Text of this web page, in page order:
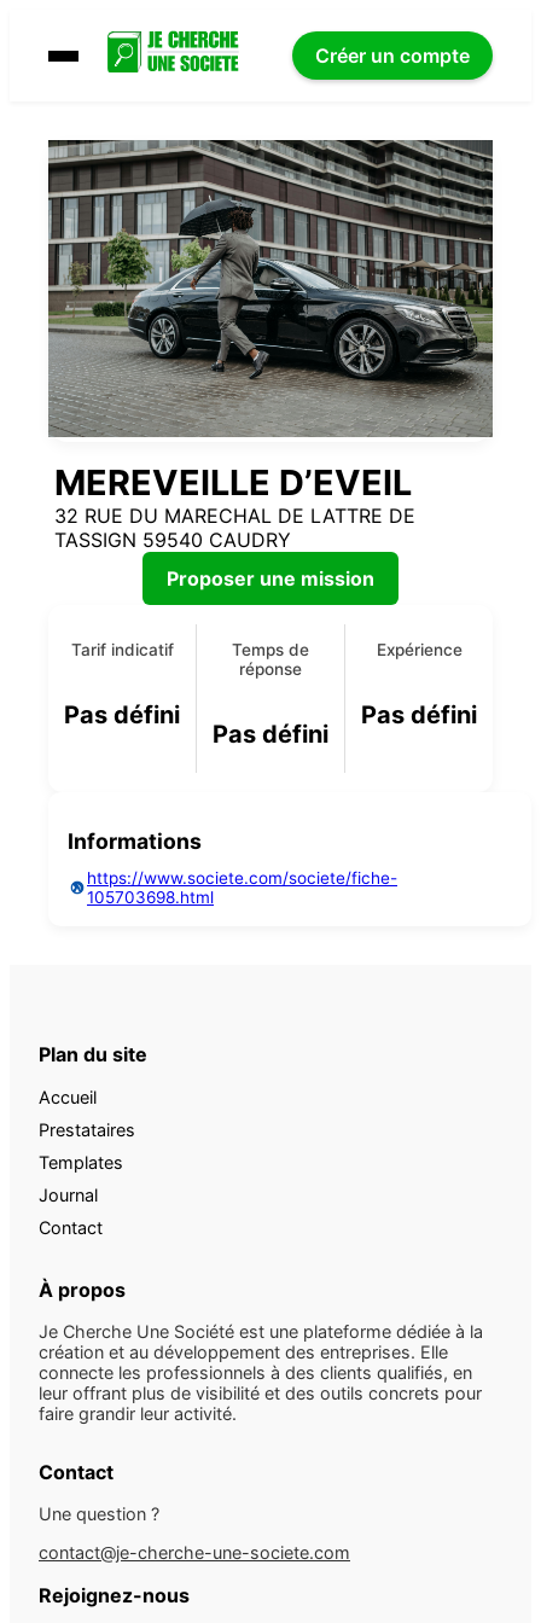
Créer un compte
MEREVEILLE D’EVEIL
32 RUE DU MARECHAL DE LATTRE DE
TASSIGN 59540 CAUDRY
Proposer une mission
Tarif indicatif
Pas défini
Temps de
réponse
Pas défini
Expérience
Pas défini
Informations
https://www.societe.com/societe/fiche-
105703698.html
Plan du site
Accueil
Prestataires
Templates
Journal
Contact
À propos
Je Cherche Une Société est une plateforme dédiée à la
création et au développement des entreprises. Elle
connecte les professionnels à des clients qualifiés, en
leur offrant plus de visibilité et des outils concrets pour
faire grandir leur activité.
Contact
Une question ?
contact@je-cherche-une-societe.com
Rejoignez-nous